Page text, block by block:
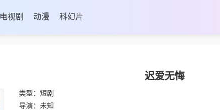
电视剧 动漫 科幻片
迟爱无悔
类型： 短剧
导演： 未知